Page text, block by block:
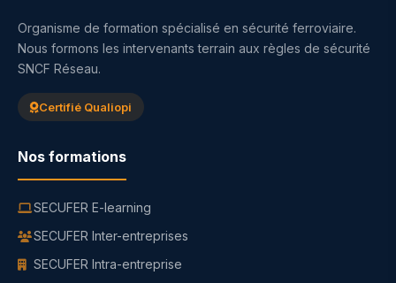
Organisme de formation spécialisé en sécurité ferroviaire.
Nous formons les intervenants terrain aux règles de sécurité
SNCF Réseau.
Certifié Qualiopi
Nos formations
SECUFER E-learning
SECUFER Inter-entreprises
SECUFER Intra-entreprise